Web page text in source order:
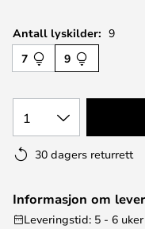
Antall lyskilder: 9
7
9
1
30 dagers returrett
Informasjon om
Leveringstid: 5 - 6 uker